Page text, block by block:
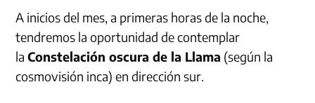
A inicios del mes, a primeras horas de la noche,
tendremos la oportunidad de contemplar
laConstelación oscura de la Llama (según la
cosmovisión inca) en dirección sur.